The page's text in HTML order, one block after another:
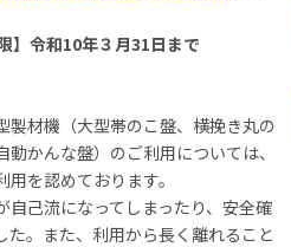
】令和10年３月31日まで
材機（大型帯のこ盤、横挽き丸の
かんな盤）のご利用については、
を認めております。
自己流になってしまったり、安全確
。また、利用から長く離れること